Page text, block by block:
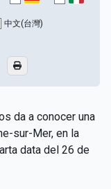
中文(台灣)
da a conocer una
sur-Mer, en la
data del 26 de